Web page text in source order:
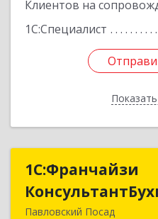
Клиентов на
1С:Специалист
1С:Франчайзи
Павловский Посад